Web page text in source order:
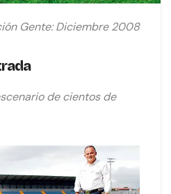
Gente: Diciembre 2008
de cientos de